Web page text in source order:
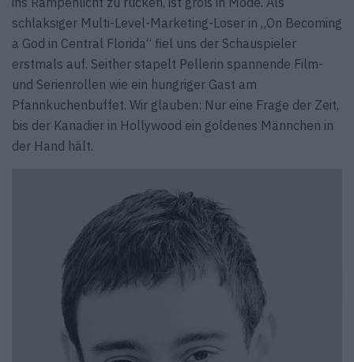
schlaksiger Multi-Level-Marketing-Loser in „On Becoming
a God in Central Florida“ fiel uns der Schauspieler
erstmals auf. Seither stapelt Pellerin spannende Film-
und Serienrollen wie ein hungriger Gast am
Pfannkuchenbuffet. Wir glauben: Nur eine Frage der Zeit,
bis der Kanadier in Hollywood ein goldenes Männchen in
der Hand hält.